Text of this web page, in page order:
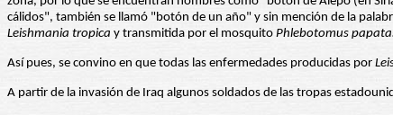
cálidos", también se llamó "botón de un año" y sin mención de la
Leishmania tropica y transmitida por el mosquito Phlebotomus
Así pues, se convino en que todas las enfermedades producidas por
A partir de la invasión de Iraq algunos soldados de las tropas